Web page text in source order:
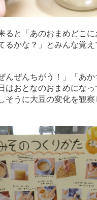
ると「あのおまめどこに
るかな？」とみんな覚
んぜんちがう！」「あ
はおとなのおまめにな
そうに大豆の変化を観察